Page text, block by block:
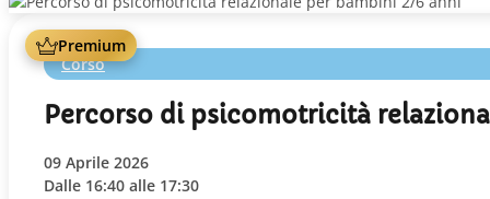
Premium
Corso
Percorso di psicomotricità
09 Aprile 2026
Dalle 16:40 alle 17:30